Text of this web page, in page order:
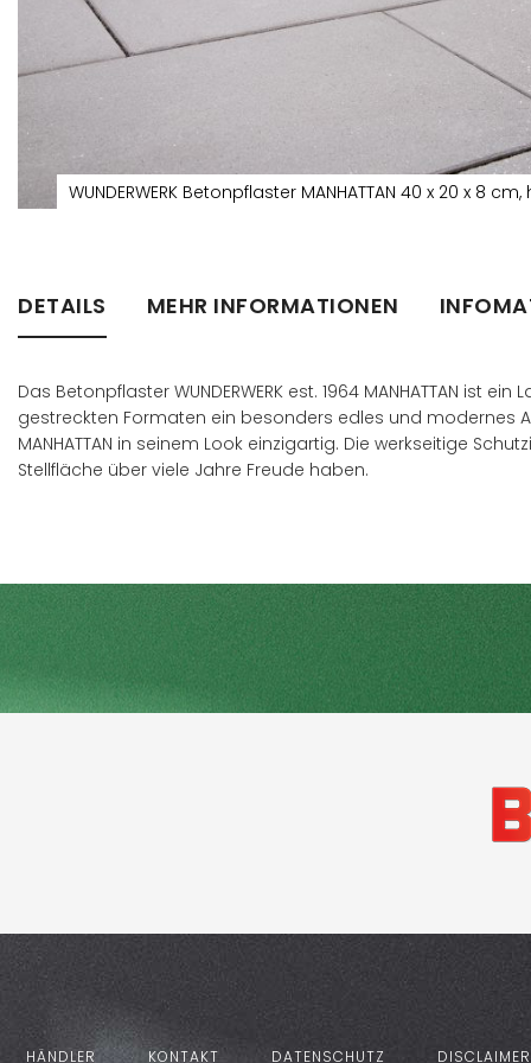
WUNDERWERK Betonpflaster MANHATTAN 40 x 20 x 8
Bildergalerie
DETAILS
Das Betonpflaster WUNDERWERK est. 1964 MANHATTAN
gestreckten Formaten ein besonders edles und modernes
MANHATTAN in seinem Look einzigartig. Die werkseitige
Stellfläche über viele Jahre Freude haben.
MEHR INFORMATIONEN
HÄNDLER KONTAKT DATENSCHUTZ DISCLAIMER